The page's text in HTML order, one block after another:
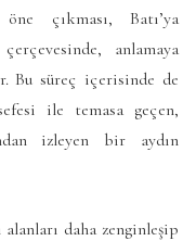
çıkması, Batı’ya
anlamaya
Bu süreç içerisinde de
ile temasa geçen,
izleyen bir aydın
daha zenginleşip